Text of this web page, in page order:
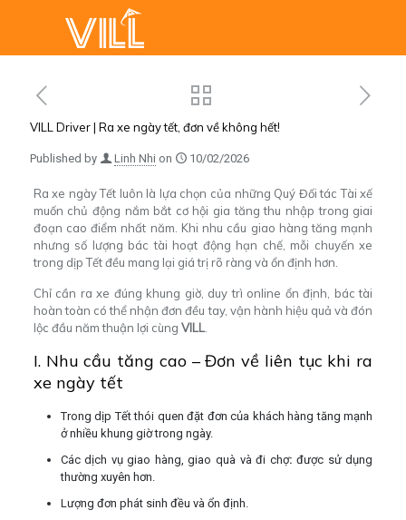
VILL Driver | Ra xe ngày tết, đơn về không hết!
Published by Linh Nhi on 10/02/2026
Ra xe ngày Tết luôn là lựa chọn của những Quý Đối tác Tài xế
muốn chủ động nắm bắt cơ hội gia tăng thu nhập trong giai
đoạn cao điểm nhất năm. Khi nhu cầu giao hàng tăng mạnh
nhưng số lượng bác tài hoạt động hạn chế, mỗi chuyến xe
trong dịp Tết đều mang lại giá trị rõ ràng và ổn định hơn.
Chỉ cần ra xe đúng khung giờ, duy trì online ổn định, bác tài
hoàn toàn có thể nhận đơn đều tay, vận hành hiệu quả và đón
lộc đầu năm thuận lợi cùng VILL.
I. Nhu cầu tăng cao – Đơn về liên tục khi ra
xe ngày tết
Trong dịp Tết thói quen đặt đơn của khách hàng tăng mạnh
ở nhiều khung giờ trong ngày.
Các dịch vụ giao hàng, giao quà và đi chợ: được sử dụng
thường xuyên hơn.
Lượng đơn phát sinh đều và ổn định.